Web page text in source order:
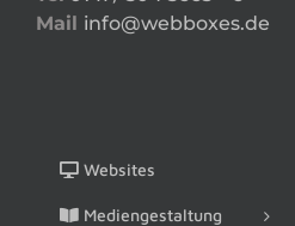
Mail info@webboxes.de
Websites
Mediengestaltung